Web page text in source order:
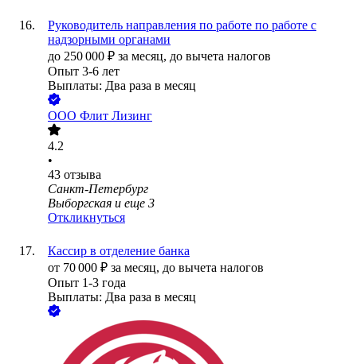
Руководитель направления по работе по работе с
надзорными органами
до 250 000 ₽ за месяц, до вычета налогов
Опыт 3-6 лет
Выплаты: Два раза в месяц
ООО Флит Лизинг
4.2
•
43 отзыва
Санкт-Петербург
Выборгская и еще 3
Откликнуться
Кассир в отделение банка
от 70 000 ₽ за месяц, до вычета налогов
Опыт 1-3 года
Выплаты: Два раза в месяц